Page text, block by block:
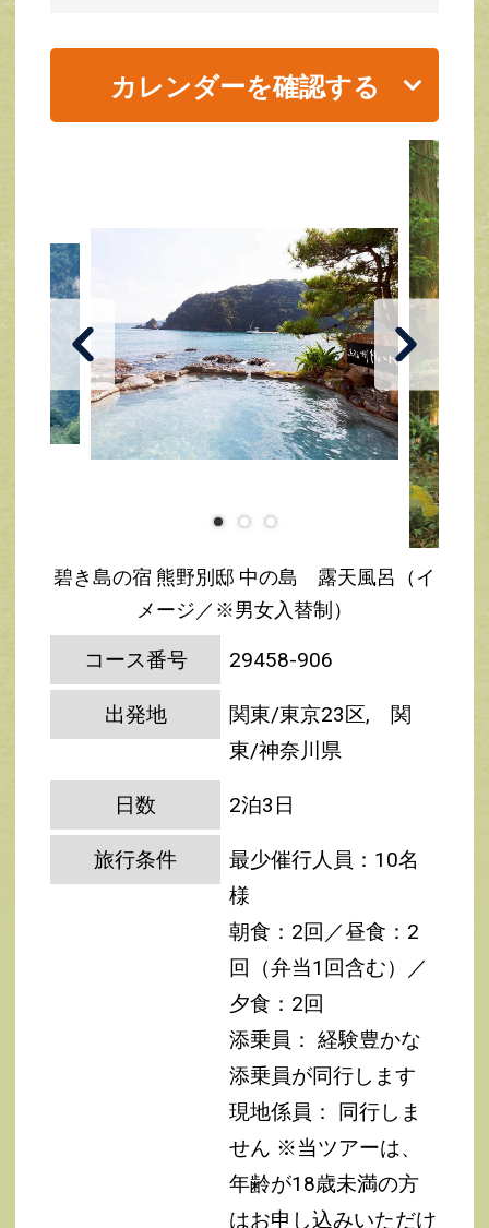
カレンダーを確認する
碧き島の宿 熊野別邸 中の島 露天風呂（イ
メージ／※男女入替制）
コース番号 29458-906
出発地
関東/東京23区, 関
東/神奈川県
日数 2泊3日
旅行条件
最少催行人員：10名
様
朝食：2回／昼食：2
回（弁当1回含む）／
夕食：2回
添乗員： 経験豊かな
添乗員が同行します
現地係員： 同行しま
せん ※当ツアーは、
年齢が18歳未満の方
はお申し込みいただけ